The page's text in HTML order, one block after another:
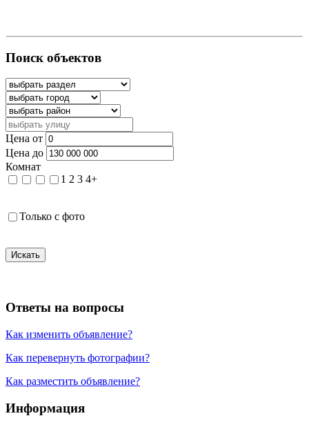
Поиск объектов
Цена от
Цена до
Комнат
1 2 3 4+
Только с фото
Искать
Ответы на вопросы
Как изменить объявление?
Как перевернуть фотографии?
Как разместить объявление?
Информация